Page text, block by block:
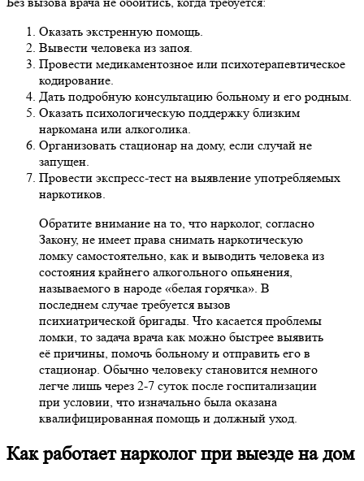
Оказать экстренную помощь.
Вывести человека из запоя.
Провести медикаментозное или психотерапевтическое
кодирование.
Дать подробную консультацию больному и его родным.
Оказать психологическую поддержку близким
наркомана или алкоголика.
Организовать стационар на дому, если случай не
запущен.
Провести экспресс-тест на выявление употребляемых
наркотиков.
Обратите внимание на то, что нарколог, согласно
Закону, не имеет права снимать наркотическую
ломку самостоятельно, как и выводить человека из
состояния крайнего алкогольного опьянения,
называемого в народе «белая горячка». В
последнем случае требуется вызов
психиатрической бригады. Что касается проблемы
ломки, то задача врача как можно быстрее выявить
её причины, помочь больному и отправить его в
стационар. Обычно человеку становится немного
легче лишь через 2-7 суток после госпитализации
при условии, что изначально была оказана
квалифицированная помощь и должный уход.
Как работает нарколог при выезде на дом